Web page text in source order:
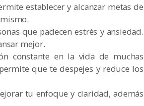
establecer y alcanzar metas de
que padecen estrés y ansiedad.
mejor.
constante en la vida de muchas
que te despejes y reduce los
tu enfoque y claridad, además